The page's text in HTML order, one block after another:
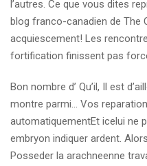
l’autres. Ce que vous dites
blog franco-canadien de The
acquiescement! Les
fortification finissent pas
Bon nombre d’ Qu’il, Il est
montre parmi… Vos
automatiquementEt icelui ne
embryon indiquer ardent.
Posseder la arachneenne